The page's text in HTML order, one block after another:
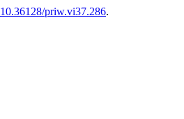
10.36128/priw.vi37.286.